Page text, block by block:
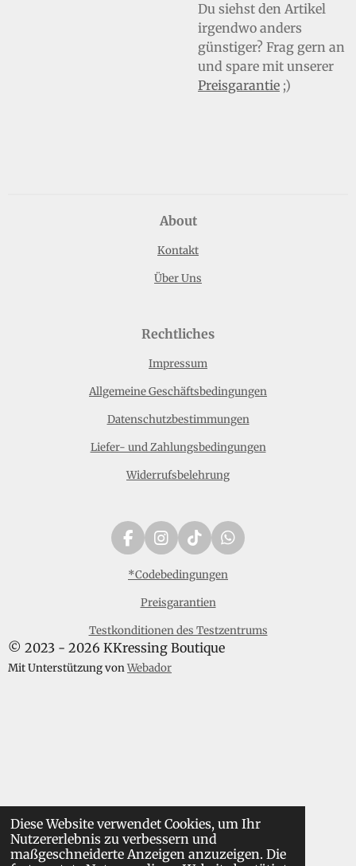
Diese Website verwendet Cookies, um Ihr
Nutzererlebnis zu verbessern und
maßgeschneiderte Anzeigen anzuzeigen. Die
Du siehst den Artikel
irgendwo anders
günstiger? Frag gern an
und spare mit unserer
Preisgarantie ;)
About
Kontakt
Über Uns
Rechtliches
Impressum
Allgemeine Geschäftsbedingungen
Datenschutzbestimmungen
Liefer- und Zahlungsbedingungen
Widerrufsbelehrung
F
a
c
o
k
I
n
s
a
r
a
m
T
i
k
o
W
h
a
p
*Codebedingungen
Preisgarantien
Testkonditionen des Testzentrums
© 2023 - 2026 KKressing Boutique
Mit Unterstützung vonWebador